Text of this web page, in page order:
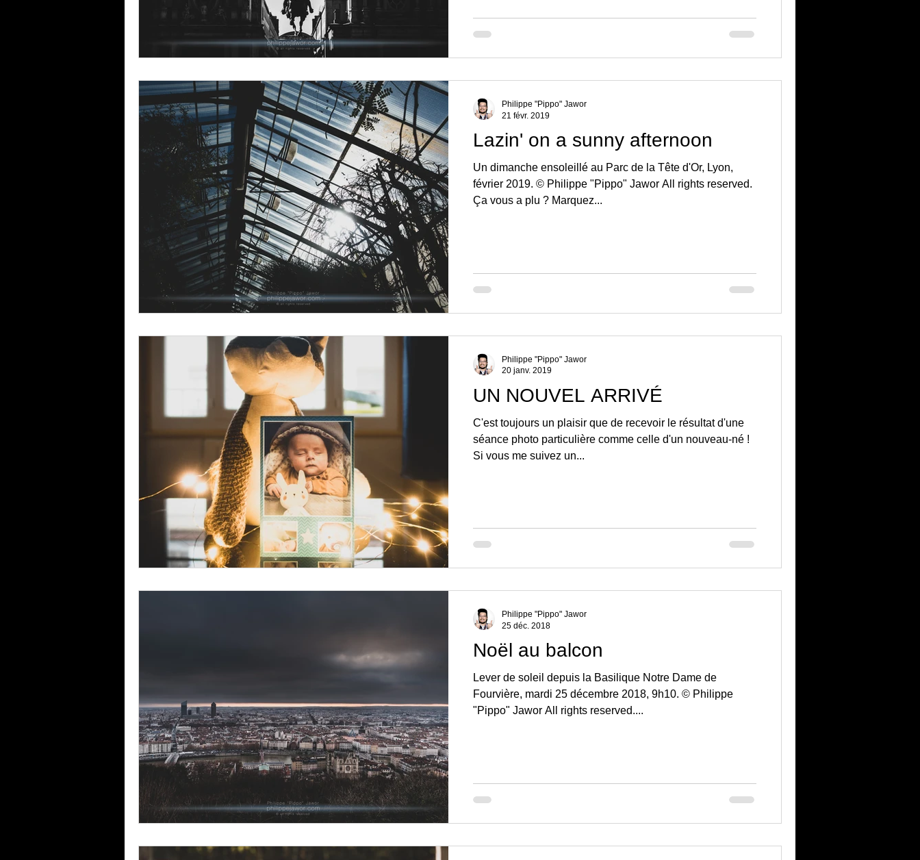
Lazin' on a sunny afternoon
Un dimanche ensoleillé au Parc de la Tête d'Or, Lyon,
février 2019. © Philippe "Pippo" Jawor All rights reserved.
Ça vous a plu ? Marquez...
Philippe "Pippo" Jawor
21 févr. 2019
UN NOUVEL ARRIVÉ
C'est toujours un plaisir que de recevoir le résultat d'une
séance photo particulière comme celle d'un nouveau-né !
Si vous me suivez un...
Philippe "Pippo" Jawor
20 janv. 2019
Noël au balcon
Lever de soleil depuis la Basilique Notre Dame de
Fourvière, mardi 25 décembre 2018, 9h10. © Philippe
"Pippo" Jawor All rights reserved....
Philippe "Pippo" Jawor
25 déc. 2018